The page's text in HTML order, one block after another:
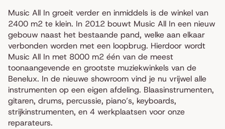
Music All In groeit verder en inmiddels is de winkel van
2400 m2 te klein. In 2012 bouwt Music All In een nieuw
gebouw naast het bestaande pand, welke aan elkaar
verbonden worden met een loopbrug. Hierdoor wordt
Music All In met 8000 m2 één van de meest
toonaangevende en grootste muziekwinkels van de
Benelux. In de nieuwe showroom vind je nu vrijwel alle
instrumenten op een eigen afdeling. Blaasinstrumenten,
gitaren, drums, percussie, piano’s, keyboards,
strijkinstrumenten, en 4 werkplaatsen voor onze
reparateurs.